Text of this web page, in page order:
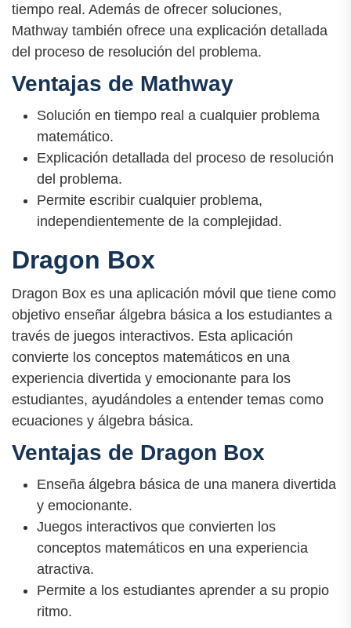
tiempo real. Además de ofrecer soluciones,
Mathway también ofrece una explicación detallada
del proceso de resolución del problema.
Ventajas de Mathway
Solución en tiempo real a cualquier problema
matemático.
Explicación detallada del proceso de resolución
del problema.
Permite escribir cualquier problema,
independientemente de la complejidad.
Dragon Box
Dragon Box es una aplicación móvil que tiene como
objetivo enseñar álgebra básica a los estudiantes a
través de juegos interactivos. Esta aplicación
convierte los conceptos matemáticos en una
experiencia divertida y emocionante para los
estudiantes, ayudándoles a entender temas como
ecuaciones y álgebra básica.
Ventajas de Dragon Box
Enseña álgebra básica de una manera divertida
y emocionante.
Juegos interactivos que convierten los
conceptos matemáticos en una experiencia
atractiva.
Permite a los estudiantes aprender a su propio
ritmo.